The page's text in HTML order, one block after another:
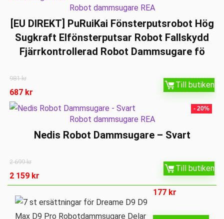
Robot dammsugare REA
[EU DIREKT] PuRuiKai Fönsterputsrobot Hög
Sugkraft Elfönsterputsar Robot Fallskydd
Fjärrkontrollerad Robot Dammsugare fö
981kr
687 kr
Till butiken
- 20%
Robot dammsugare REA
Nedis Robot Dammsugare – Svart
2 699kr
2 159 kr
Till butiken
177 kr